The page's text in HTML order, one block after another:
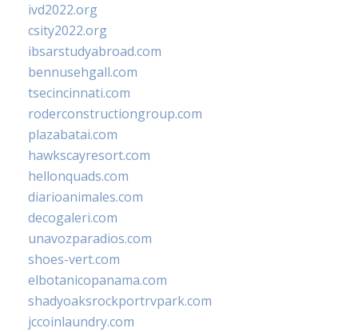
ivd2022.org
csity2022.org
ibsarstudyabroad.com
bennusehgall.com
tsecincinnati.com
roderconstructiongroup.com
plazabatai.com
hawkscayresort.com
hellonquads.com
diarioanimales.com
decogaleri.com
unavozparadios.com
shoes-vert.com
elbotanicopanama.com
shadyoaksrockportrvpark.com
jccoinlaundry.com